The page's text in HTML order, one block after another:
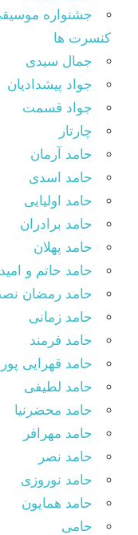
جشنواره
کنسرت ها
جمال سیدی
جواد پیشدادیان
جواد قسمت
چارتار
حامد آرمان
حامد اسدی
حامد اولیایی
حامد برادران
حامد پهلان
حامد حاتم و
حامد رمضان
حامد زمانی
حامد فرمند
حامد قهرایی پور
حامد لطیفی
حامد محضرنیا
حامد مهرافر
حامد نصر
حامد نوروزی
حامد همایون
حامی